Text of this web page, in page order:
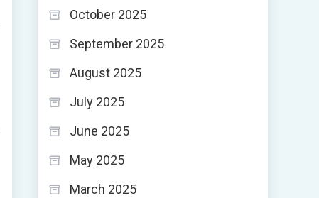
October 2025
September 2025
August 2025
July 2025
June 2025
May 2025
March 2025